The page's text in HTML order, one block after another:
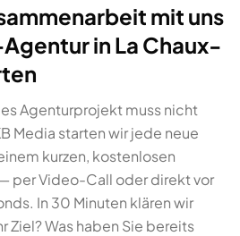
mit uns
in La Chaux-
Agenturprojekt muss nicht
Media starten wir jede neue
kurzen, kostenlosen
per Video-Call oder direkt vor
In 30 Minuten klären wir
Ziel? Was haben Sie bereits